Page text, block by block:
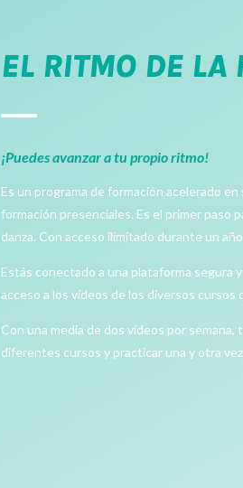
EL RITMO DE LA
¡Puedes avanzar a tu propio ritmo!
Es un programa de formación acelerado
formación presenciales. Es el primer paso
danza. Con acceso ilimitado durante un
Estás conectado a una plataforma segura
acceso a los vídeos de los diversos cursos
Con una media de dos vídeos por
diferentes cursos y practicar una y otra